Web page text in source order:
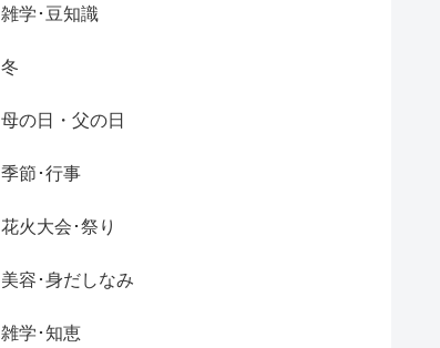
雑学･豆知識
冬
母の日・父の日
季節･行事
花火大会･祭り
美容･身だしなみ
雑学･知恵